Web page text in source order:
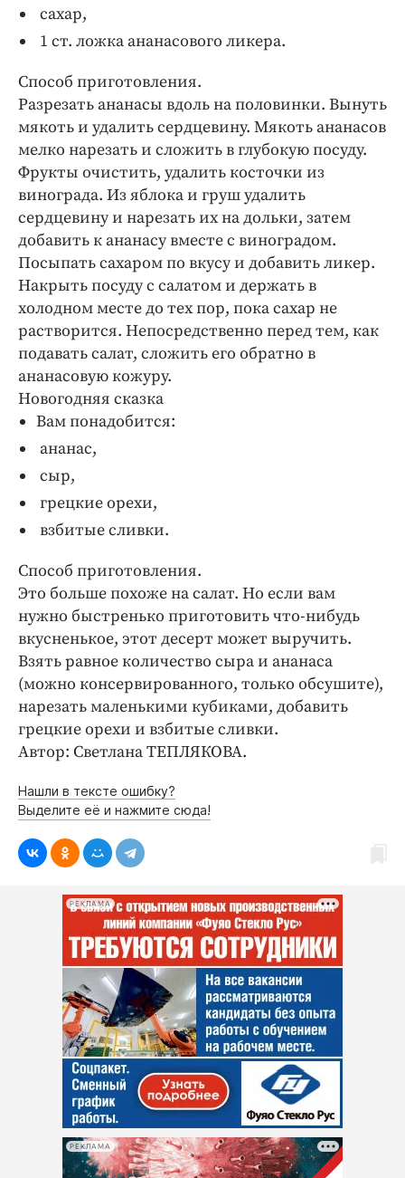
сахар,
1 ст. ложка ананасового ликера.
Способ приготовления.
Разрезать ананасы вдоль на половинки. Вынуть
мякоть и удалить сердцевину. Мякоть ананасов
мелко нарезать и сложить в глубокую посуду.
Фрукты очистить, удалить косточки из
винограда. Из яблока и груш удалить
сердцевину и нарезать их на дольки, затем
добавить к ананасу вместе с виноградом.
Посыпать сахаром по вкусу и добавить ликер.
Накрыть посуду с салатом и держать в
холодном месте до тех пор, пока сахар не
растворится. Непосредственно перед тем, как
подавать салат, сложить его обратно в
ананасовую кожуру.
Новогодняя сказка
Вам понадобится:
ананас,
сыр,
грецкие орехи,
взбитые сливки.
Способ приготовления.
Это больше похоже на салат. Но если вам
нужно быстренько приготовить что-нибудь
вкусненькое, этот десерт может выручить.
Взять равное количество сыра и ананаса
(можно консервированного, только обсушите),
нарезать маленькими кубиками, добавить
грецкие орехи и взбитые сливки.
Автор: Светлана ТЕПЛЯКОВА.
Нашли в тексте ошибку?
Выделите её и нажмите сюда!
РЕКЛАМА
РЕКЛАМА